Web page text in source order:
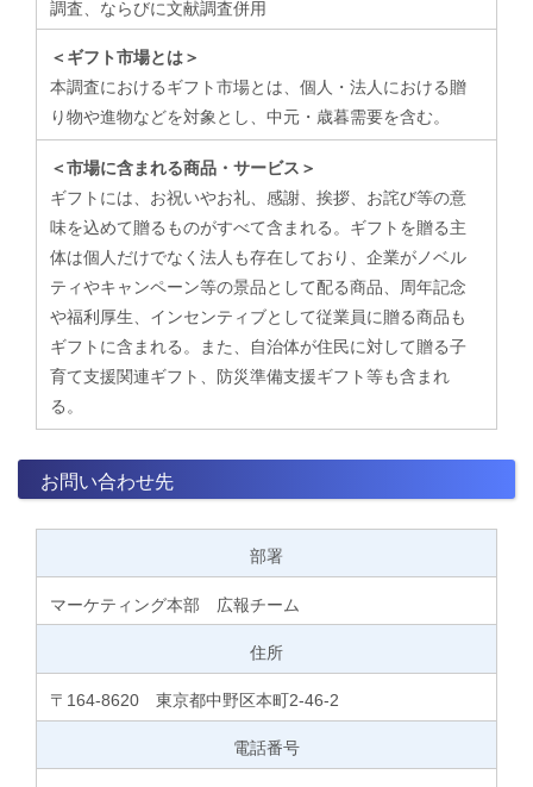
調査、ならびに文献調査併用
＜ギフト市場とは＞
本調査におけるギフト市場とは、個人・法人における贈
り物や進物などを対象とし、中元・歳暮需要を含む。
＜市場に含まれる商品・サービス＞
ギフトには、お祝いやお礼、感謝、挨拶、お詫び等の意
味を込めて贈るものがすべて含まれる。ギフトを贈る主
体は個人だけでなく法人も存在しており、企業がノベル
ティやキャンペーン等の景品として配る商品、周年記念
や福利厚生、インセンティブとして従業員に贈る商品も
ギフトに含まれる。また、自治体が住民に対して贈る子
育て支援関連ギフト、防災準備支援ギフト等も含まれ
る。
お問い合わせ先
部署
マーケティング本部 広報チーム
住所
〒164-8620 東京都中野区本町2-46-2
電話番号